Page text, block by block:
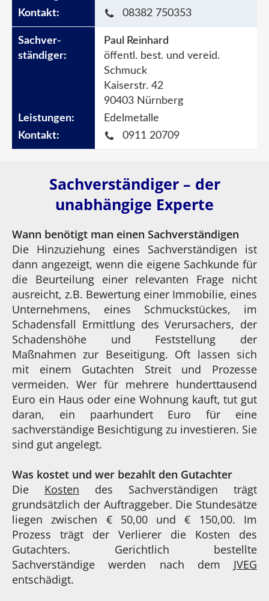
08382 750353
Paul Reinhard
öffentl. best. und vereid.
Schmuck
Kaiserstr. 42
90403 Nürnberg
Edelmetalle
0911 20709
Sachverständiger – der
unabhängige Experte
Wann benötigt man einen Sachverständigen
Die Hinzuziehung eines Sachverständigen ist
dann angezeigt, wenn die eigene Sachkunde für
die Beurteilung einer relevanten Frage nicht
ausreicht, z.B. Bewertung einer Immobilie, eines
Unternehmens, eines Schmuckstückes, im
Schadensfall Ermittlung des Verursachers, der
Schadenshöhe und Feststellung der
Maßnahmen zur Beseitigung. Oft lassen sich
mit einem Gutachten Streit und Prozesse
vermeiden. Wer für mehrere hunderttausend
Euro ein Haus oder eine Wohnung kauft, tut gut
daran, ein paarhundert Euro für eine
sachverständige Besichtigung zu investieren. Sie
sind gut angelegt.
Was kostet und wer bezahlt den Gutachter
Die Kosten des Sachverständigen trägt
grundsätzlich der Auftraggeber. Die Stundesätze
liegen zwischen € 50,00 und € 150,00. Im
Prozess trägt der Verlierer die Kosten des
Gutachters. Gerichtlich bestellte
Sachverständige werden nach dem JVEG
entschädigt.